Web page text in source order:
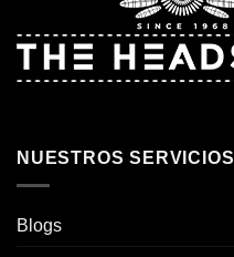
NUESTROS SERVICIOS
Blogs